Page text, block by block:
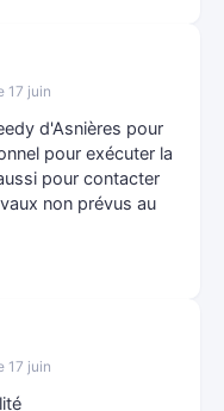
17 juin
d'Asnières pour
pour exécuter la
pour contacter
non prévus au
17 juin